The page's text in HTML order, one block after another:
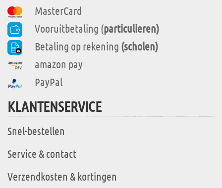
MasterCard
Vooruitbetaling (particulieren)
Betaling op rekening (scholen)
amazon pay
PayPal
KLANTENSERVICE
Snel-bestellen
Service & contact
Verzendkosten & kortingen